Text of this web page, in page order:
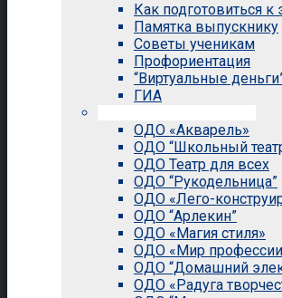
Как подготовиться
Памятка выпускнику
Советы ученикам
Профориентация
“Виртуальные
ГИА
ОДО «Акварель»
ОДО “Школьный
ОДО Театр для всех
ОДО “Рукодельница”
ОДО «Лего-
ОДО “Арлекин”
ОДО «Магия стиля»
ОДО «Мир
ОДО “Домашний
ОДО «Радуга